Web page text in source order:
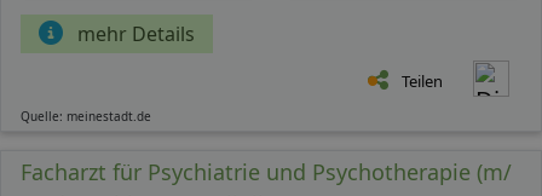
mehr Details
Teilen
Quelle: meinestadt.de
Facharzt für Psychiatrie und Psychotherapie (m/